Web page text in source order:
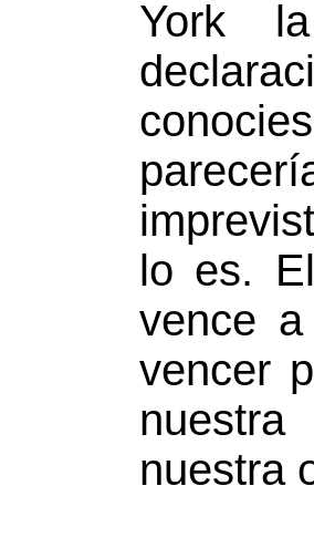
York
lo es.
vence
vencer
nuestra
nuestra